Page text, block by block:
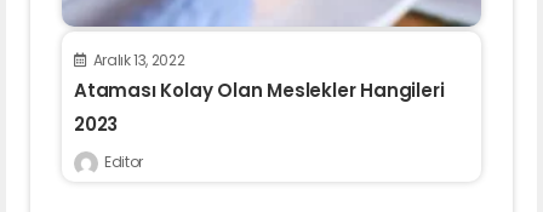
Aralık 13, 2022
Ataması Kolay Olan Meslekler Hangileri
2023
Editor